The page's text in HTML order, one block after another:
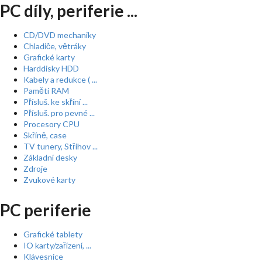
PC díly, periferie ...
CD/DVD mechaniky
Chladiče, větráky
Grafické karty
Harddisky HDD
Kabely a redukce ( ...
Paměti RAM
Přísluš. ke skříní ...
Přísluš. pro pevné ...
Procesory CPU
Skříně, case
TV tunery, Střihov ...
Základní desky
Zdroje
Zvukové karty
PC periferie
Grafické tablety
IO karty/zařízení, ...
Klávesnice